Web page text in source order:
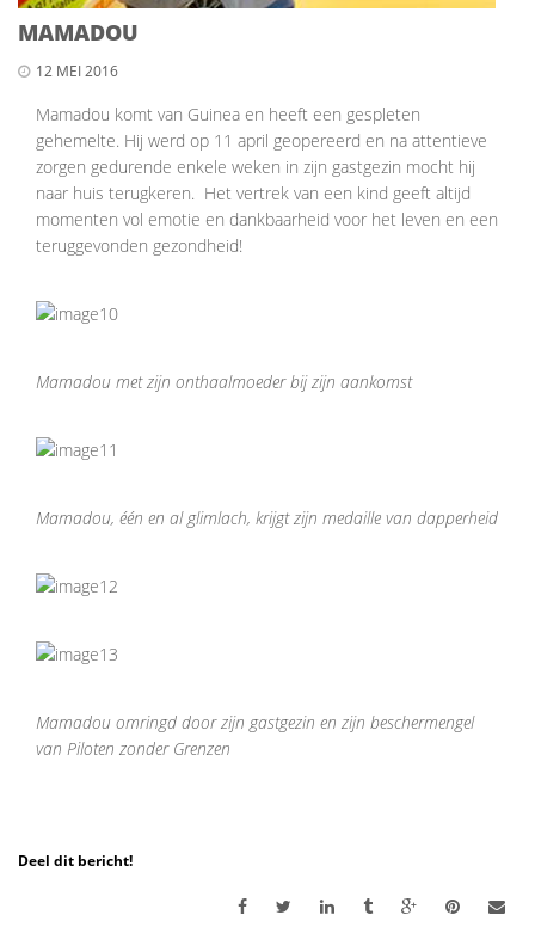
MAMADOU
12 MEI 2016
Mamadou komt van Guinea en heeft een gespleten
gehemelte. Hij werd op 11 april geopereerd en na attentieve
zorgen gedurende enkele weken in zijn gastgezin mocht hij
naar huis terugkeren. Het vertrek van een kind geeft altijd
momenten vol emotie en dankbaarheid voor het leven en een
teruggevonden gezondheid!
Mamadou met zijn onthaalmoeder bij zijn aankomst
Mamadou, één en al glimlach, krijgt zijn medaille van dapperheid
Mamadou omringd door zijn gastgezin en zijn beschermengel
van Piloten zonder Grenzen
Deel dit bericht!